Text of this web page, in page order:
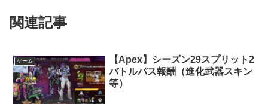
関連記事
ゲーム
【Apex】シーズン29スプリット2
バトルパス報酬（進化武器スキン
等）